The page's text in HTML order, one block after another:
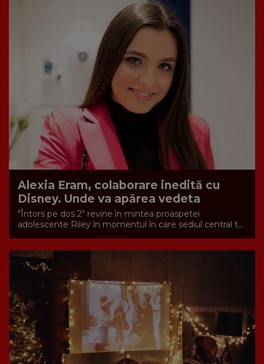
Alexia Eram, colaborare inedită cu
Disney. Unde va apărea vedeta
"Întors pe dos 2" revine în mintea proaspetei
adolescente Riley în momentul în care sediul central t...